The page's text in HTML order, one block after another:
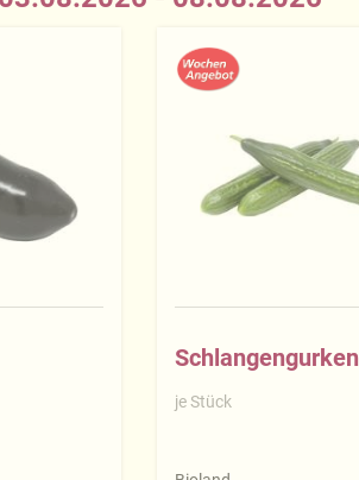
Schlangengurken
je Stück